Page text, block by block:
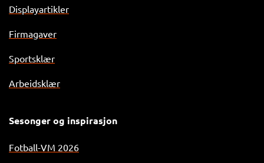
Displayartikler
Firmagaver
Sportsklær
Arbeidsklær
Sesonger og inspirasjon
Fotball-VM 2026